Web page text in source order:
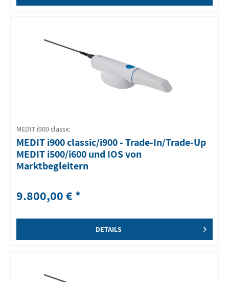
MEDIT i900 classic
MEDIT i900 classic/i900 - Trade-In/Trade-Up
MEDIT i500/i600 und IOS von
Marktbegleitern
9.800,00 € *
DETAILS